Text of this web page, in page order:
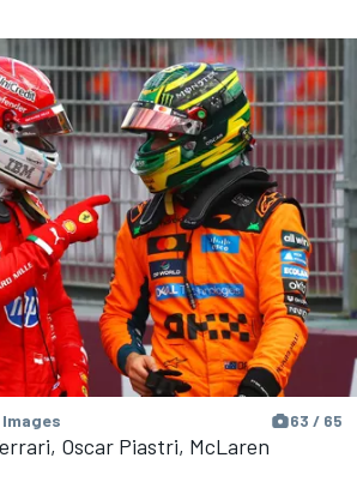
63 / 65
Oscar Piastri, McLaren